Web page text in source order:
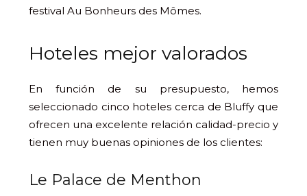
festival Au Bonheurs des Mômes.
Hoteles mejor valorados
En función de su presupuesto, hemos
seleccionado cinco hoteles cerca de Bluffy que
ofrecen una excelente relación calidad-precio y
tienen muy buenas opiniones de los clientes:
Le Palace de Menthon